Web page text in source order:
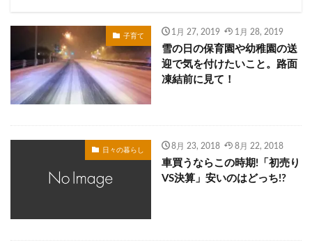
子育て 1月 27, 2019 1月 28, 2019
雪の日の保育園や幼稚園の送
迎で気を付けたいこと。路面
凍結前に見て！
日々の暮らし 8月 23, 2018 8月 22, 2018
車買うならこの時期!「初売り
VS決算」安いのはどっち!?